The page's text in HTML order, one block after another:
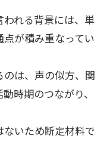
れる背景には、単
が積み重なってい
は、声の似方、関
時期のつながり、
いため断定材料で